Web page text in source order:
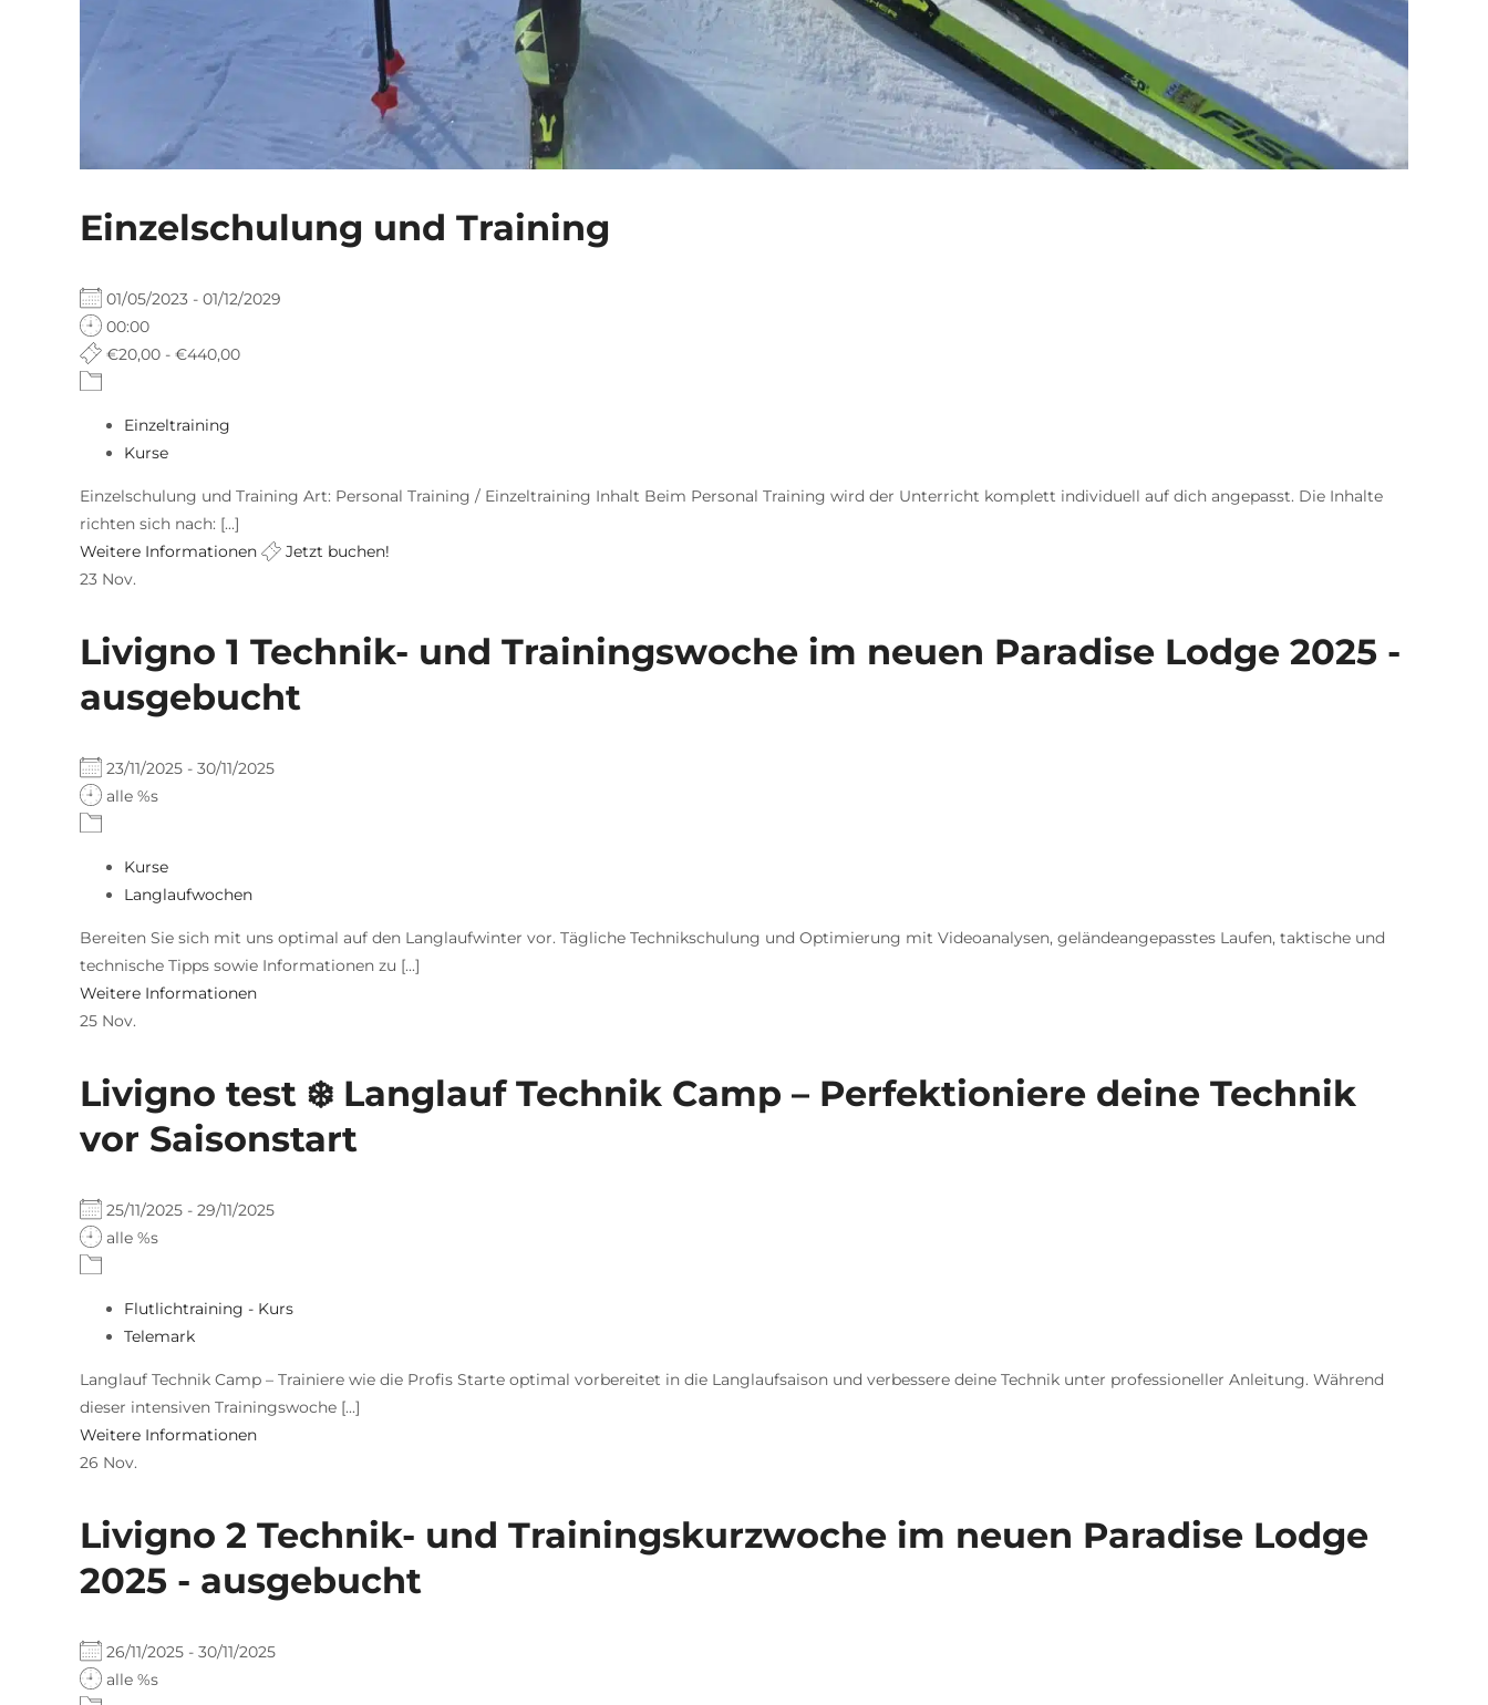
Einzelschulung und Training
01/05/2023 - 01/12/2029
00:00
€20,00 - €440,00
Einzeltraining
Kurse
Einzelschulung und Training Art: Personal Training / Einzeltraining Inhalt Beim Personal Training wird der Unterricht komplett individuell auf dich angepasst. Die Inhalte
richten sich nach: [...]
Weitere Informationen
Jetzt buchen!
23 Nov.
Livigno 1 Technik- und Trainingswoche im neuen Paradise Lodge 2025 -
ausgebucht
23/11/2025 - 30/11/2025
alle %s
Kurse
Langlaufwochen
Bereiten Sie sich mit uns optimal auf den Langlaufwinter vor. Tägliche Technikschulung und Optimierung mit Videoanalysen, geländeangepasstes Laufen, taktische und
technische Tipps sowie Informationen zu [...]
Weitere Informationen
25 Nov.
Livigno test ❄️ Langlauf Technik Camp – Perfektioniere deine Technik
vor Saisonstart
25/11/2025 - 29/11/2025
alle %s
Flutlichtraining - Kurs
Telemark
Langlauf Technik Camp – Trainiere wie die Profis Starte optimal vorbereitet in die Langlaufsaison und verbessere deine Technik unter professioneller Anleitung. Während
dieser intensiven Trainingswoche [...]
Weitere Informationen
26 Nov.
Livigno 2 Technik- und Trainingskurzwoche im neuen Paradise Lodge
2025 - ausgebucht
26/11/2025 - 30/11/2025
alle %s